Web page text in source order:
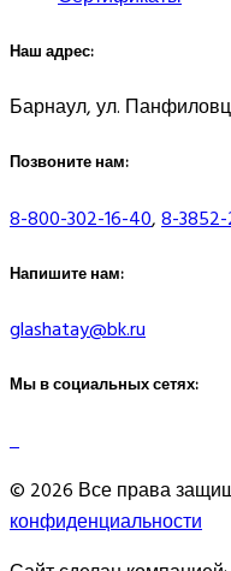
Наш адрес:
Барнаул, ул.
Позвоните нам:
8-800-302-16-40,8-
Напишите нам:
glashatay@bk.ru
Мы в социальных сетях:
© 2026 Все права
конфиденциальности